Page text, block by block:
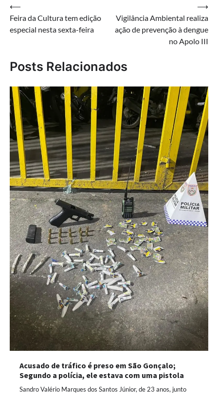
Navegação
de
Post
⟵
Feira da Cultura tem edição
especial nesta sexta-feira
Vigilância Ambiental realiza
ação de prevenção à dengue
no Apolo III
⟶
Posts Relacionados
Acusado de tráfico é preso em São Gonçalo;
Segundo a polícia, ele estava com uma pistola
Sandro Valério Marques dos Santos Júnior, de 23 anos, junto